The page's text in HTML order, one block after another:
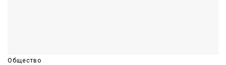
Общество